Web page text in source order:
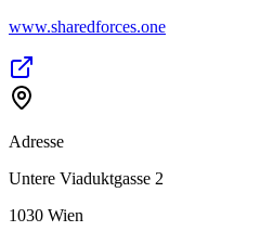
www.sharedforces.one
Adresse
Untere Viaduktgasse 2
1030 Wien